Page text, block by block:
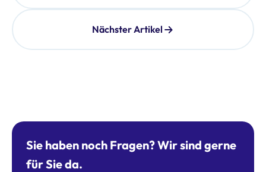
Nächster Artikel
Sie haben noch Fragen? Wir sind gerne
für Sie da.